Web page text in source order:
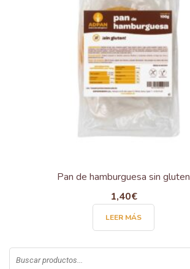
Pan de hamburguesa sin gluten
1,40€
LEER MÁS